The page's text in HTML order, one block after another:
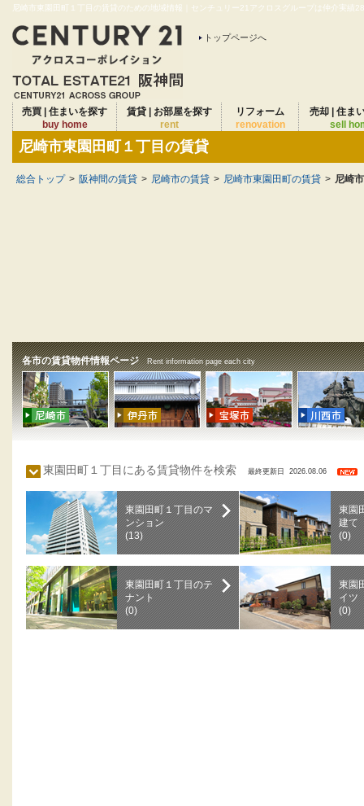
尼崎市東園田町１丁目の賃貸のための地域情報｜センチュリー21アクロスグループは仲介実績
トップページへ
売買 | 住まいを探す
buy home
賃貸 | お部屋を探す
rent
リフォーム
renovation
売却 | 住ま
sell
尼崎市東園田町１丁目の賃貸
総合トップ > 阪神間の賃貸 > 尼崎市の賃貸 > 尼崎市東園田町の賃貸 > 尼崎
各市の賃貸物件情報ページ Rent information page each city
東園田町１丁目にある賃貸物件を検索 最終更新日 2026.08.06
東園田町１丁目のマ
ンション
(13)
東園
建て
(0)
東園田町１丁目のテ
ナント
(0)
東園
イツ
(0)